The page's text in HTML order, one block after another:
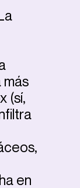
más
(sí,
en